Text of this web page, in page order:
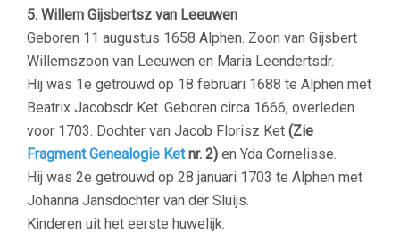
5. Willem Gijsbertsz van Leeuwen
Geboren 11 augustus 1658 Alphen. Zoon van Gijsbert
Willemszoon van Leeuwen en Maria Leendertsdr.
Hij was 1e getrouwd op 18 februari 1688 te Alphen met
Beatrix Jacobsdr Ket. Geboren circa 1666, overleden
voor 1703. Dochter van Jacob Florisz Ket (Zie
Fragment Genealogie Ketnr. 2) en Yda Cornelisse.
Hij was 2e getrouwd op 28 januari 1703 te Alphen met
Johanna Jansdochter van der Sluijs.
Kinderen uit het eerste huwelijk: